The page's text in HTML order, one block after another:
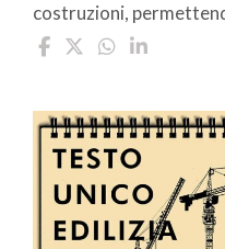
costruzioni,